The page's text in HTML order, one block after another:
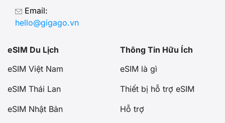
Email:
hello@gigago.vn
eSIM Du Lịch
eSIM Việt Nam
eSIM Thái Lan
eSIM Nhật Bản
Thông Tin Hữu Ích
eSIM là gì
Thiết bị hỗ trợ eSIM
Hỗ trợ